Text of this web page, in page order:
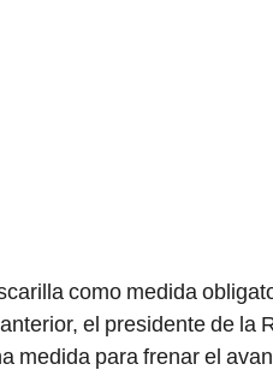
como medida
el presidente de la
medida para frenar el